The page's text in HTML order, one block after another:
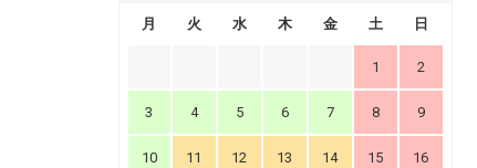
月 火 水 木 金 土 日
1 2
3 4 5 6 7 8 9
10 11 12 13 14 15 16